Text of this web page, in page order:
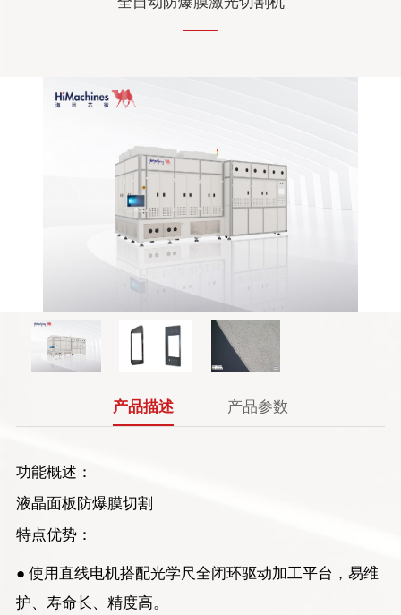
产品描述 产品参数
功能概述：
液晶面板防爆膜切割
特点优势：
● 使用直线电机搭配光学尺全闭环驱动加工平台，易维
护、寿命长、精度高。